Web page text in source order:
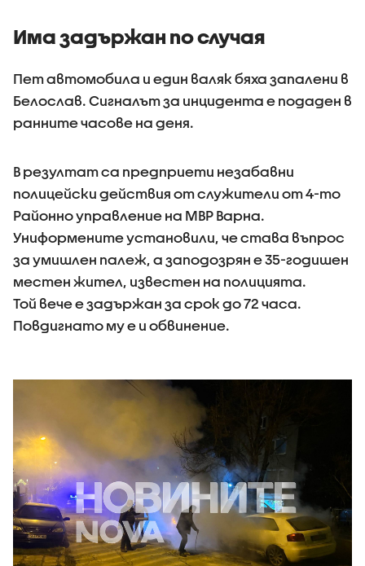
Има задържан по случая
Пет автомобила и един валяк бяха запалени в
Белослав. Сигналът за инцидента е подаден в
ранните часове на деня.
В резултат са предприети незабавни
полицейски действия от служители от 4-то
Районно управление на МВР Варна.
Униформените установили, че става въпрос
за умишлен палеж, а заподозрян е 35-годишен
местен жител, известен на полицията.
Той вече е задържан за срок до 72 часа.
Повдигнато му е и обвинение.